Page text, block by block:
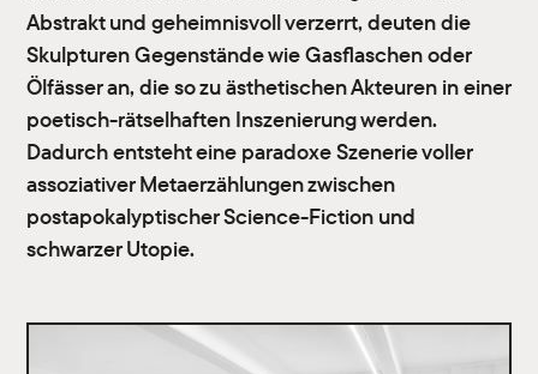
Abstrakt und geheimnisvoll verzerrt, deuten die
Skulpturen Gegenstände wie Gasflaschen oder
Ölfässer an, die so zu ästhetischen Akteuren in einer
poetisch-rätselhaften Inszenierung werden.
Dadurch entsteht eine paradoxe Szenerie voller
assoziativer Metaerzählungen zwischen
postapokalyptischer Science-Fiction und
schwarzer Utopie.